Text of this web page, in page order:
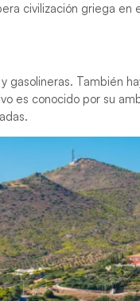
civilización griega en
gasolineras. También
es conocido por su